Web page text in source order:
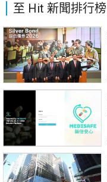
至 Hit 新聞排行榜